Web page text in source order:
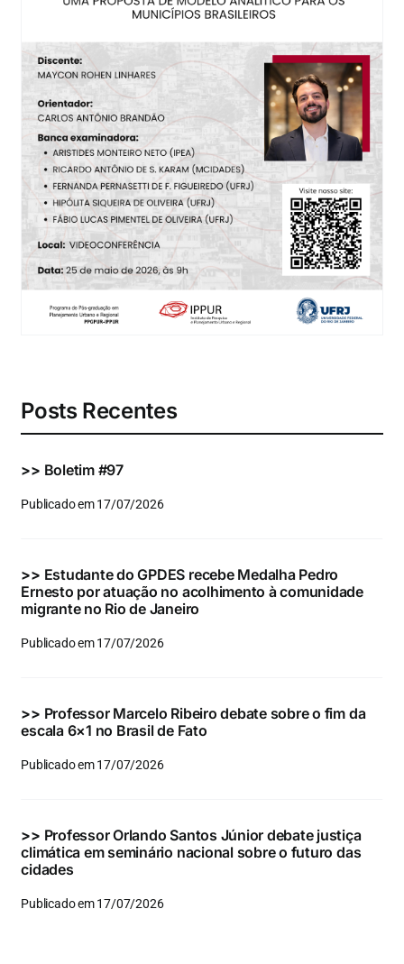
Eventos e Certificados
Comunicação
Buscar
resultados
para:
Posts Recentes
>> Boletim #97
Publicado em 17/07/2026
>> Estudante do GPDES recebe Medalha Pedro
Ernesto por atuação no acolhimento à comunidade
migrante no Rio de Janeiro
Publicado em 17/07/2026
>> Professor Marcelo Ribeiro debate sobre o fim da
escala 6×1 no Brasil de Fato
Publicado em 17/07/2026
>> Professor Orlando Santos Júnior debate justiça
climática em seminário nacional sobre o futuro das
cidades
Publicado em 17/07/2026